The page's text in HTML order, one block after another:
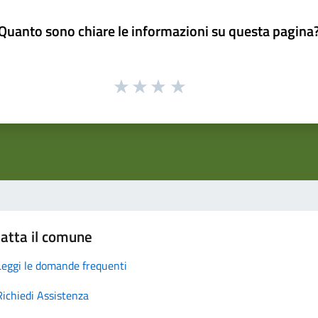
sono chiare le informazioni su questa
il comune
le domande frequenti
Assistenza